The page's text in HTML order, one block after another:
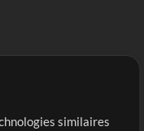
similaires